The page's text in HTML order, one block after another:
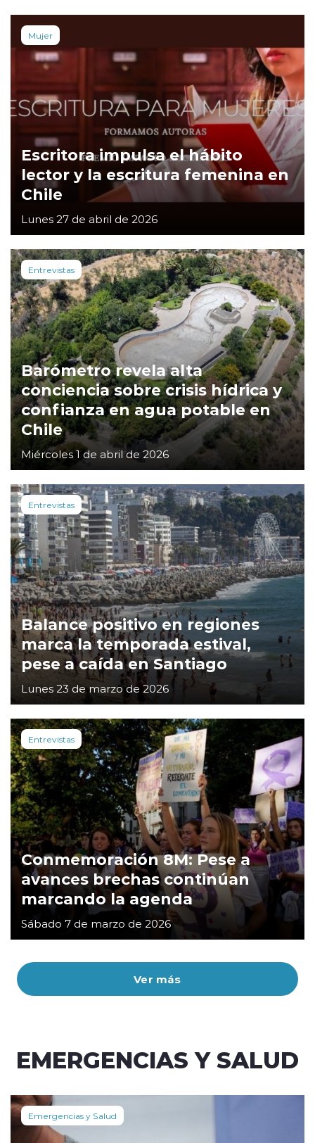
Ver más
Mujer
Escritora impulsa el hábito
lector y la escritura femenina en
Chile
Lunes 27 de abril de 2026
Entrevistas
Barómetro revela alta
conciencia sobre crisis hídrica y
confianza en agua potable en
Chile
Miércoles 1 de abril de 2026
Entrevistas
Balance positivo en regiones
marca la temporada estival,
pese a caída en Santiago
Lunes 23 de marzo de 2026
Entrevistas
Conmemoración 8M: Pese a
avances brechas continúan
marcando la agenda
Sábado 7 de marzo de 2026
EMERGENCIAS Y SALUD
Emergencias y Salud